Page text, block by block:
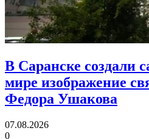
В Саранске создали
мире изображение
Федора Ушакова
07.08.2026
0